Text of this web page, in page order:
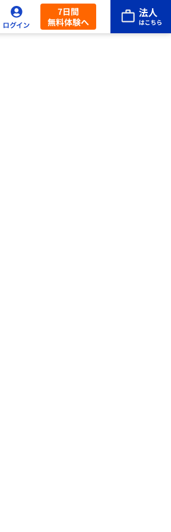
7日間
無料体験へ